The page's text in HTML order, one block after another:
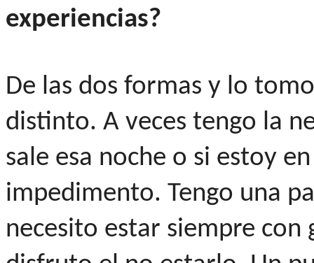
experiencias?
De las dos formas y lo
distinto. A veces tengo la
sale esa noche o si estoy
impedimento. Tengo una
necesito estar siempre con